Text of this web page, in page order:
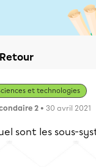
Retour
et technologies
2 • 30 avril 2021
sont les sous-